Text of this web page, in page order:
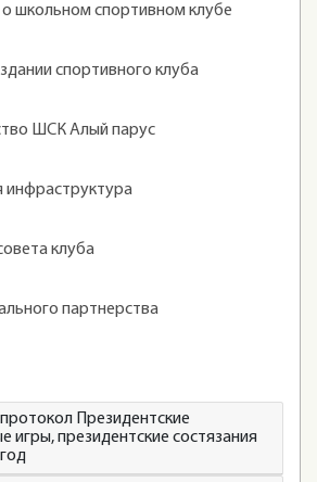
о школьном спортивном клубе
спортивного клуба
ШСК Алый парус
инфраструктура
клуба
партнерства
Президентские
игры, президентские состязания